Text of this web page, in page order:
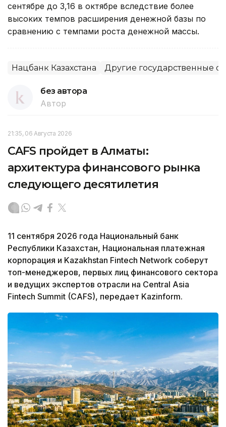
сентябре до 3,16 в октябре вследствие более
высоких темпов расширения денежной базы по
сравнению с темпами роста денежной массы.
Нацбанк Казахстана Другие государственные
без автора
Автор
21:35, 06 Августа 2026
CAFS пройдет в Алматы:
архитектура финансового рынка
следующего десятилетия
11 сентября 2026 года Национальный банк
Республики Казахстан, Национальная платежная
корпорация и Kazakhstan Fintech Network соберут
топ-менеджеров, первых лиц финансового сектора
и ведущих экспертов отрасли на Central Asia
Fintech Summit (CAFS), передает Kazinform.